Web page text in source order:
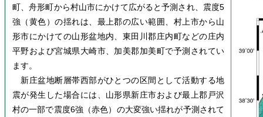
町、舟形町から村山市にかけて広がると予測され、震度5
強（黄色）の揺れは、最上郡の広い範囲、村上市から山
形市にかけての山形盆地内、東田川郡庄内町などの庄内
平野および宮城県大崎市、加美郡加美町で予測されてい
ます。
新庄盆地断層帯西部がひとつの区間として活動する地
震が発生した場合には、山形県新庄市および最上郡戸沢
村の一部で震度6強（赤色）の大変強い揺れが予測されて